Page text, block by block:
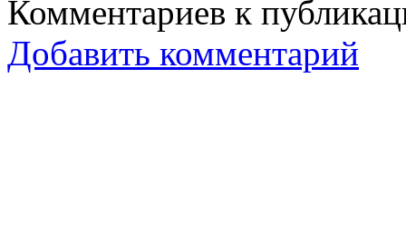
Комментариев к
Добавить комментарий